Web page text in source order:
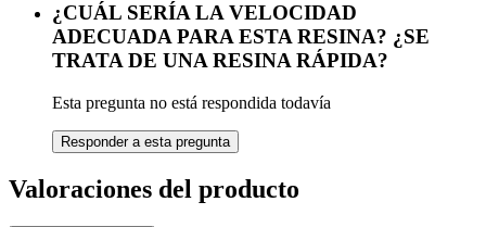
¿CUÁL SERÍA LA VELOCIDAD
ADECUADA PARA ESTA RESINA? ¿SE
TRATA DE UNA RESINA RÁPIDA?
Esta pregunta no está respondida todavía
Responder a esta pregunta
Valoraciones del producto